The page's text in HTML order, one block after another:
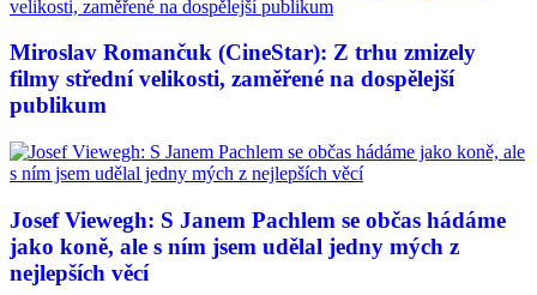
Miroslav Romančuk (CineStar): Z trhu zmizely
filmy střední velikosti, zaměřené na dospělejší
publikum
Josef Viewegh: S Janem Pachlem se občas hádáme
jako koně, ale s ním jsem udělal jedny mých z
nejlepších věcí